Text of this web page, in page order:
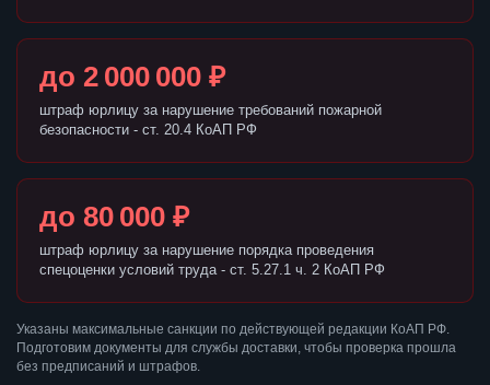
до 2 000 000 ₽
штраф юрлицу за нарушение требований пожарной
безопасности - ст. 20.4 КоАП РФ
до 80 000 ₽
штраф юрлицу за нарушение порядка проведения
спецоценки условий труда - ст. 5.27.1 ч. 2 КоАП РФ
Указаны максимальные санкции по действующей редакции КоАП РФ.
Подготовим документы для службы доставки, чтобы проверка прошла
без предписаний и штрафов.